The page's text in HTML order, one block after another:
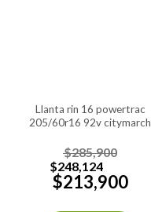
llanta rin 16 powertrac
205/60r16 92v citymarch
$285,900
$248,124
$213,900